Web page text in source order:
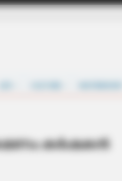
കര്‍ഷകന്‍